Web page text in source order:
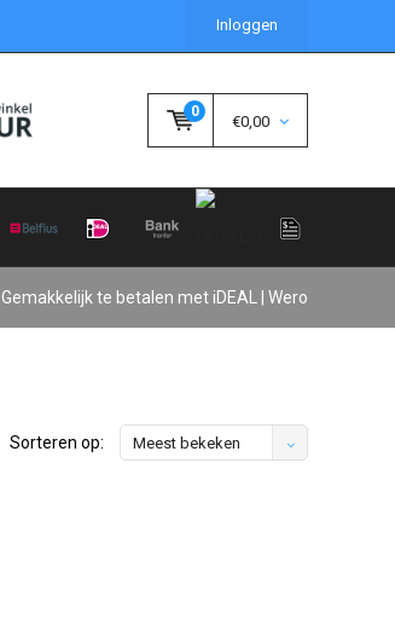
Inloggen
0
€0,00
Gemakkelijk te betalen met iDEAL | Wero
Sorteren op: Meest bekeken